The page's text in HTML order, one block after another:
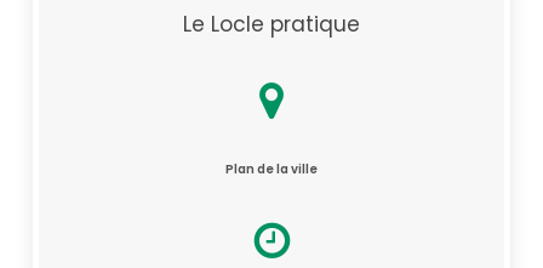
Le Locle pratique
Plan de la ville